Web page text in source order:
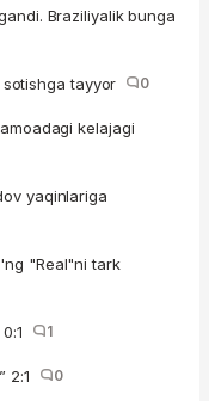
Braziliyalik bunga
tayyor 0
kelajagi
yaqinlariga
"Real"ni tark
1
2:1 0